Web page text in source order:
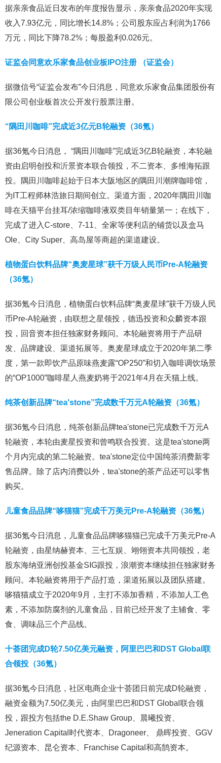
据亲亲食品近日发布的年度报告显示，亲亲食品2020年实现
收入7.93亿元，同比增长14.8%；公司股东应占利润为1766
万元，同比下降78.2%；每股盈利0.026元。
证监会同意欢乐家食品创业板IPO注册 （证监会）
据微信号“证监会发布”今日消息，同意欢乐家食品集团股份有
限公司创业板首次公开发行股票注册。
“隅田川咖啡”完成近3亿元B轮融资（36氪）
据36氪今日消息， “隅田川咖啡”完成近3亿B轮融资，本轮融
资由启明创投和沂景资本联合领投，不二资本、多维海拓跟
投。隅田川咖啡起始于日本大阪地区的隅田川潮牌咖啡馆，
为IT工程师林浩旅日期间创立。渠道方面，2020年隅田川咖
啡在天猫平台挂耳/浓缩咖啡液双类目年销量第一；在线下，
完成了进入C-store、7-11、全家等便利店的铺货以及盒马
Ole、City Super、高岛屋等商超的渠道建设。
植物蛋白饮料品牌“奥麦星球”获千万级人民币Pre-A轮融资
（36氪）
据36氪今日消息，植物蛋白饮料品牌“奥麦星球”获千万级人民
币Pre-A轮融资，由联想之星领投，德迅投资和众麟资本跟
投，回音资本担任独家财务顾问。本轮融资将用于产品研
发、品牌建设、渠道拓展等。奥麦星球成立于2020年第二季
度，第一款即饮产品原味燕麦露“OP250”和切入咖啡调饮场景
的“OP1000”咖啡星人燕麦奶将于2021年4月在天猫上线。
纯茶创新品牌“tea'stone”完成数千万元A轮融资（36氪）
据36氪今日消息，纯茶创新品牌tea'stone已完成数千万元A
轮融资，本轮由麦星投资和曾鸣联合投资。这是tea'stone两
个月内完成的第二轮融资。tea'stone定位中国纯茶消费新零
售品牌。除了店内消费以外，tea'stone的茶产品还可以零售
购买。
儿童食品品牌“哆猫猫”完成千万美元Pre-A轮融资（36氪）
据36氪今日消息，儿童食品品牌哆猫猫已完成千万美元Pre-A
轮融资，由星纳赫资本、三七互娱、翊翎资本共同领投，老
股东海纳亚洲创投基金SIG跟投，浪潮资本继续担任独家财务
顾问。本轮融资将用于产品打造，渠道拓展以及团队搭建。
哆猫猫成立于2020年9月，主打不添加香精，不添加人工色
素，不添加防腐剂的儿童食品，目前已经开发了主辅食、零
食、调味品三个产品线。
十荟团完成D轮7.50亿美元融资，阿里巴巴和DST Global联
合领投（36氪）
据36氪今日消息，社区电商企业十荟团日前完成D轮融资，
融资金额为7.50亿美元，由阿里巴巴和DST Global联合领
投，跟投方包括the D.E.Shaw Group、晨曦投资、
Jeneration Capital时代资本、Dragoneer、 鼎晖投资、GGV
纪源资本、昆仑资本、Franchise Capital和高鹄资本。